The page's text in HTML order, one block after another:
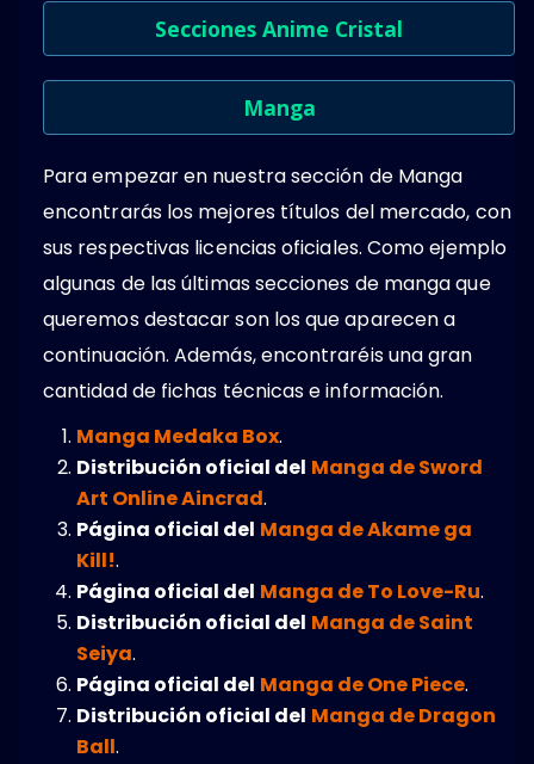
Secciones Anime Cristal
Manga
Para empezar en nuestra sección de Manga
encontrarás los mejores títulos del mercado, con
sus respectivas licencias oficiales. Como ejemplo
algunas de las últimas secciones de manga que
queremos destacar son los que aparecen a
continuación. Además, encontraréis una gran
cantidad de fichas técnicas e información.
Manga Medaka Box.
Distribución oficial del Manga de Sword
Art Online Aincrad.
Página oficial del Manga de Akame ga
Kill!.
Página oficial del Manga de To Love-Ru.
Distribución oficial del Manga de Saint
Seiya.
Página oficial del Manga de One Piece.
Distribución oficial del Manga de Dragon
Ball.